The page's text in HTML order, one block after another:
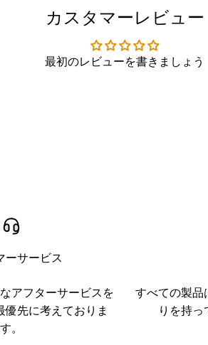
カスタマーレビュー
最初のレビューを書きましょう
ーサービス
アフターサービスを
優先に考えておりま
す。
すべての製品
りを持っ